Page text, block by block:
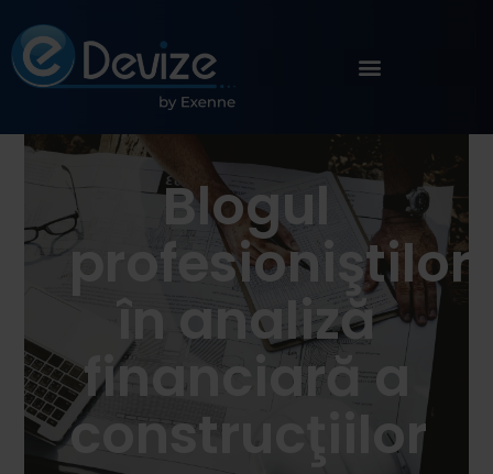
Blogul
profesioniştilor
în analiză
financiară a
construcţiilor